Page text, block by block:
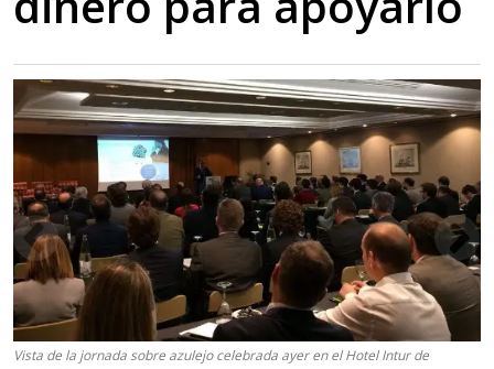
Vista de la jornada sobre azulejo celebrada ayer en el Hotel Intur de